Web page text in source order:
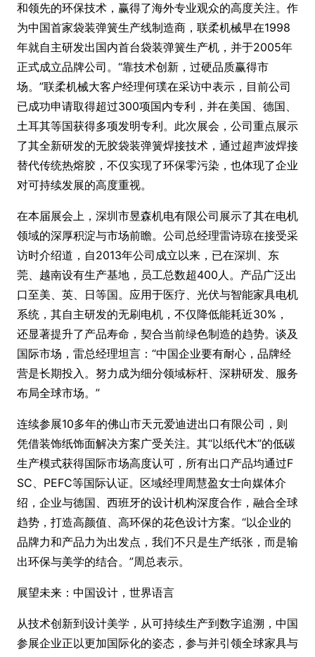
和领先的环保技术，赢得了海外专业观众的高度关注。作
为中国首家袋装弹簧生产线制造商，联柔机械早在1998
年就自主研发出国内首台袋装弹簧生产机，并于2005年
正式成立品牌公司。“靠技术创新，过硬品质赢得市
场。”联柔机械大客户经理何璞在采访中表示，目前公司
已成功申请取得超过300项国内专利，并在美国、德国、
土耳其等国获得多项发明专利。此次展会，公司重点展示
了其全新研发的无胶袋装弹簧焊接技术，通过超声波焊接
替代传统热熔胶，不仅实现了环保零污染，也体现了企业
对可持续发展的高度重视。
在本届展会上，深圳市昱森机电有限公司展示了其在电机
领域的深厚积淀与市场前瞻。公司总经理雷诗琼在接受采
访时介绍道，自2013年公司成立以来，已在深圳、东
莞、越南设有生产基地，员工总数超400人。产品广泛出
口至美、英、日等国。应用于医疗、光伏与智能家具电机
系统，其自主研发的无刷电机，不仅降低能耗近30%，
还显著提升了产品寿命，契合当前绿色制造的趋势。谈及
国际市场，雷总经理坦言：“中国企业要有耐心，品牌经
营是长期投入。努力成为细分领域标杆、深耕研发、服务
布局全球市场。”
连续参展10多年的佛山市天元爱迪进出口有限公司，则
凭借装饰纸饰面解决方案广受关注。其“以纸代木”的低碳
生产模式获得国际市场高度认可，所有出口产品均通过F
SC、PEFC等国际认证。区域经理周慧盈女士向媒体介
绍，企业与德国、西班牙的设计机构深度合作，融合全球
趋势，打造高颜值、高环保的花色设计方案。“以企业的
品牌力和产品力为出发点，我们不只是生产纸张，而是输
出环保与美学的结合。”周总表示。
展望未来：中国设计，世界语言
从技术创新到设计美学，从可持续生产到数字追溯，中国
参展企业正以更加国际化的姿态，参与并引领全球家具与